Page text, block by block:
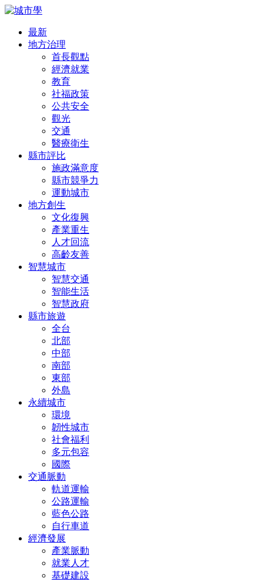
最新
地方治理
首長觀點
經濟就業
教育
社福政策
公共安全
觀光
交通
醫療衛生
縣市評比
施政滿意度
縣市競爭力
運動城市
地方創生
文化復興
產業重生
人才回流
高齡友善
智慧城市
智慧交通
智能生活
智慧政府
縣市旅遊
全台
北部
中部
南部
東部
外島
永續城市
環境
韌性城市
社會福利
多元包容
國際
交通脈動
軌道運輸
公路運輸
藍色公路
自行車道
經濟發展
產業脈動
就業人才
基礎建設